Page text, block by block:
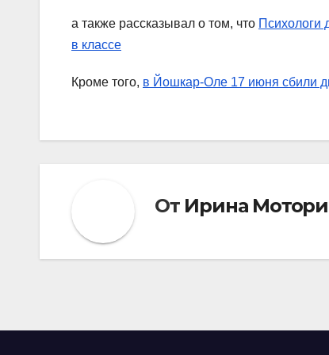
а также рассказывал о том, что Психологи
в классе
Кроме того, в Йошкар-Оле 17 июня сбили
От Ирина